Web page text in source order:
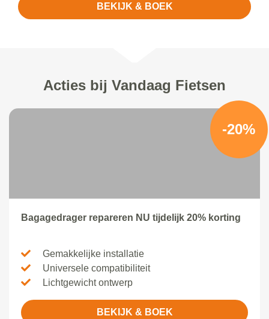
BEKIJK & BOEK
Acties bij Vandaag Fietsen
-20%
Bagagedrager repareren NU tijdelijk 20% korting
Gemakkelijke installatie
Universele compatibiliteit
Lichtgewicht ontwerp
BEKIJK & BOEK